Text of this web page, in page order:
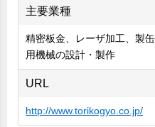
主要業種
精密板金、レーザ加工、製
用機械の設計・製作
URL
http://www.torikogyo.co.jp/